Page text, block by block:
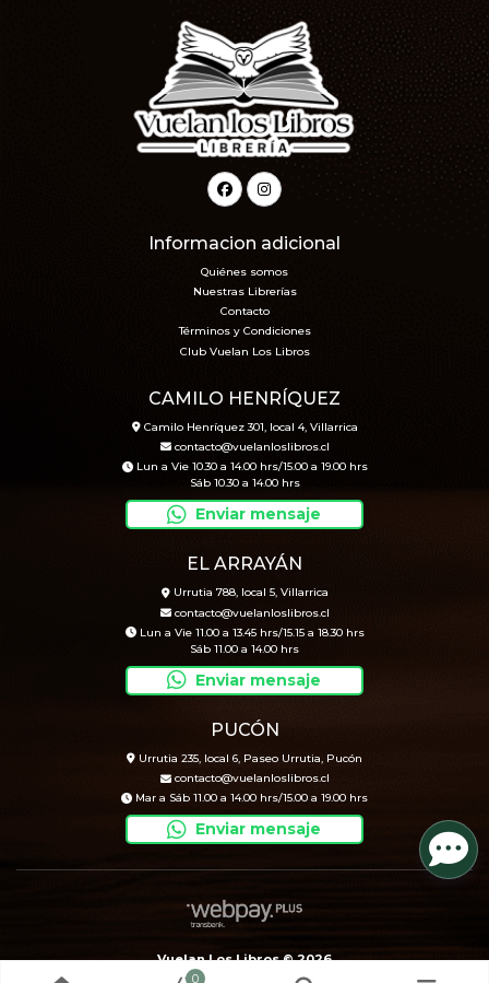
Informacion adicional
Quiénes somos
Nuestras Librerías
Contacto
Términos y Condiciones
Club Vuelan Los Libros
CAMILO HENRÍQUEZ
Camilo Henríquez 301, local 4, Villarrica
contacto@vuelanloslibros.cl
Lun a Vie 10.30 a 14.00 hrs/15.00 a 19.00 hrs
Sáb 10.30 a 14.00 hrs
Enviar mensaje
EL ARRAYÁN
Urrutia 788, local 5, Villarrica
contacto@vuelanloslibros.cl
Lun a Vie 11.00 a 13.45 hrs/15.15 a 18.30 hrs
Sáb 11.00 a 14.00 hrs
Enviar mensaje
PUCÓN
Urrutia 235, local 6, Paseo Urrutia, Pucón
contacto@vuelanloslibros.cl
Mar a Sáb 11.00 a 14.00 hrs/15.00 a 19.00 hrs
Enviar mensaje
Vuelan Los Libros © 2026
0